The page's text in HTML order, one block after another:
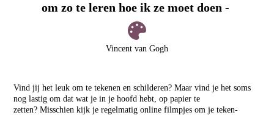
om zo te leren hoe ik ze moet doen -
Vincent van Gogh
Vind jij het leuk om te tekenen en schilderen? Maar vind je het soms
nog lastig om dat wat je in je hoofd hebt, op papier te
zetten?Misschien kijk je regelmatig online filmpjes om je teken-